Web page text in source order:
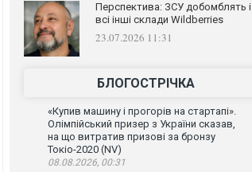
Перспектива: ЗСУ добомблять і
всі інші склади Wildberries
23.07.2026 11:31
БЛОГОСТРІЧКА
«Купив машину і прогорів на стартапі».
Олімпійський призер з України сказав,
на що витратив призові за бронзу
Токіо-2020 (NV)
08.08.2026, 00:31